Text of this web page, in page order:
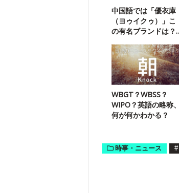
中国語では「優衣庫
（ヨゥイクゥ）」こ
の有名ブランドは？
WBGT？WBSS？
WIPO？英語の略称、
何が何かわかる？
時事・ニュース #